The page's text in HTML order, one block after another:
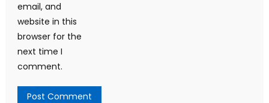
email, and
website in this
browser for the
next time I
comment.